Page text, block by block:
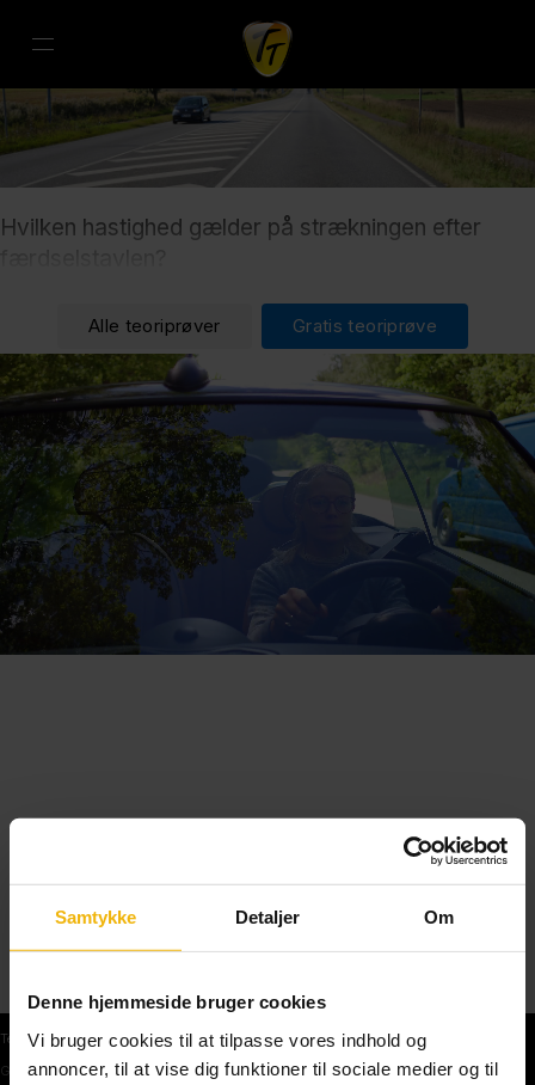
Samtykke Detaljer Om
Denne hjemmeside bruger cookies
Vi bruger cookies til at tilpasse vores indhold og
annoncer, til at vise dig funktioner til sociale medier og til
Hvilken hastighed gælder på strækningen efter
Alle teoriprøver Gratis teoriprøve
Teoriprøver
Gratis teoriprøve